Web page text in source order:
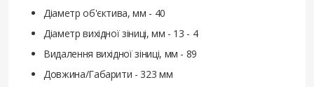
Діаметр об'єктива, мм - 40
Діаметр вихідної зіниці, мм - 13 - 4
Видалення вихідної зіниці, мм - 89
Довжина/Габарити - 323 мм